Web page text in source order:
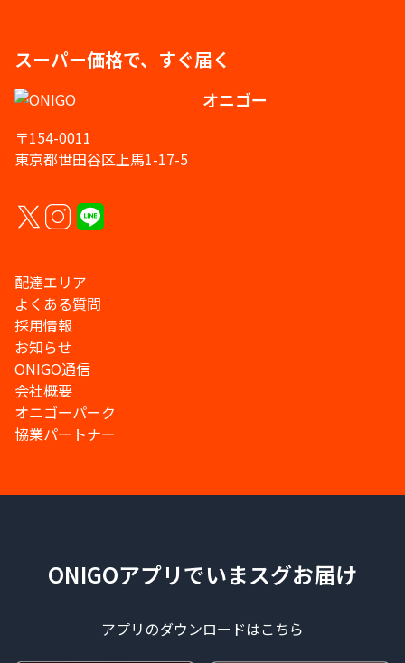
スーパー価格で、すぐ届く
オニゴー
〒154-0011
東京都世田谷区上馬1-17-5
配達エリア
よくある質問
採用情報
お知らせ
ONIGO通信
会社概要
オニゴーパーク
協業パートナー
ONIGOアプリでいまスグお届け
アプリのダウンロードはこちら